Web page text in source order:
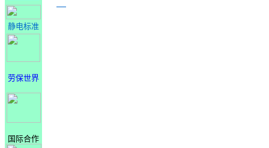
静电标准
劳保世界
国际合作